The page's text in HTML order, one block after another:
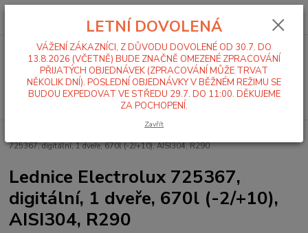
Menu
Hledat
0,00 Kč
725367, digitální, 1 dveře, 670l (-2/+10), AISI304, R290
Lednice Electrolux 725367,
digitální, 1 dveře, 670l (-2/+10),
AISI304, R290
LETNÍ DOVOLENÁ
VÁŽENÍ ZÁKAZNÍCI, Z DŮVODU DOVOLENÉ OD 30.7. DO
13.8.2026 (VČETNĚ) BUDE ZNAČNĚ OMEZENÉ ZPRACOVÁNÍ
PŘIJATÝCH OBJEDNÁVEK (ZPRACOVÁNÍ MŮŽE TRVAT
NĚKOLIK DNÍ). POSLEDNÍ OBJEDNÁVKY V BĚŽNÉM REŽIMU SE
BUDOU EXPEDOVAT VE STŘEDU 29.7. DO 11:00. DĚKUJEME
ZA POCHOPENÍ.
Zavřít